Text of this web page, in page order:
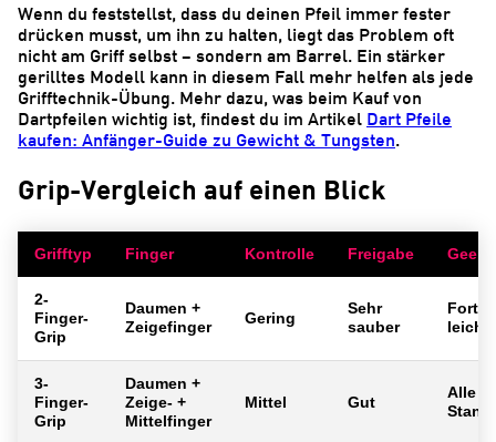
Wenn du feststellst, dass du deinen Pfeil immer fester
drücken musst, um ihn zu halten, liegt das Problem oft
nicht am Griff selbst – sondern am Barrel. Ein stärker
gerilltes Modell kann in diesem Fall mehr helfen als jede
Grifftechnik-Übung. Mehr dazu, was beim Kauf von
Dartpfeilen wichtig ist, findest du im Artikel Dart Pfeile
kaufen: Anfänger-Guide zu Gewicht & Tungsten.
Grip-Vergleich auf einen Blick
Grifftyp Finger Kontrolle Freigabe
2-
Finger-
Grip
Daumen +
Zeigefinger
Gering
Sehr
sauber
3-
Finger-
Grip
Daumen +
Zeige- +
Mittelfinger
Mittel Gut
Alle